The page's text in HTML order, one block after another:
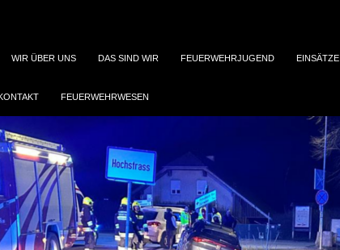
WIR ÜBER UNS DAS SIND WIR FEUERWEHRJUGEND EINSÄTZE
FEUERWEHRWESEN